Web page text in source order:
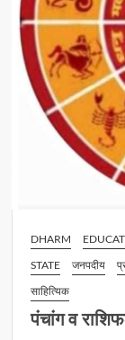
DHARM
STATE
जनपदीय
साहित्यिक
पंचांग व